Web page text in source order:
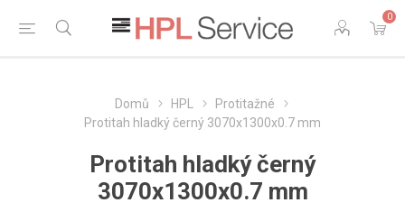
0
Domů HPL
Protitažné
Protitah hladký černý 3070x1300x0.7 mm
Protitah hladký černý
3070x1300x0.7 mm